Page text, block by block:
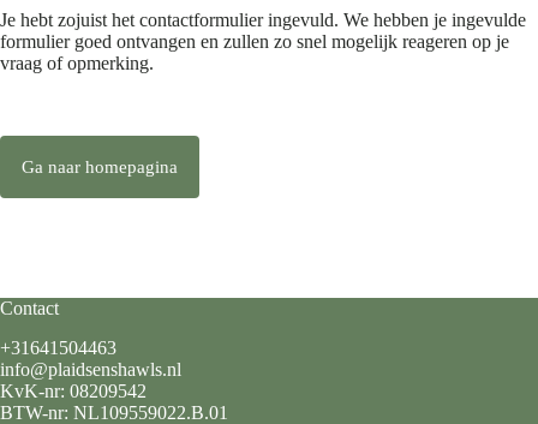
Je hebt zojuist het contactformulier ingevuld. We hebben je ingevulde
formulier goed ontvangen en zullen zo snel mogelijk reageren op je
vraag of opmerking.
Ga naar homepagina
Contact
+31641504463
info@plaidsenshawls.nl
KvK-nr: 08209542
BTW-nr: NL109559022.B.01